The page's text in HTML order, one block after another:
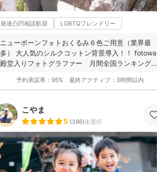
発達凸凹相談歓迎 LGBTQフレンドリー
ニューボーンフォトおくるみ６色ご用意（業界最
多） 大人気のシルクコットン背景導入！！ fotowa
殿堂入りフォトグラファー 月間全国ランキング１
予約承諾率： 95% 最終アクティブ： 3時間以内
こやま
5 (386)未選択